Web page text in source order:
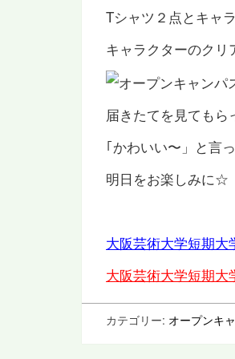
Tシャツ２点とキャ
キャラクターのクリ
届きたてを見てもら
｢かわいい〜」と言
明日をお楽しみに☆
大阪芸術大学短期大
大阪芸術大学短期大
カテゴリー: オープンキ